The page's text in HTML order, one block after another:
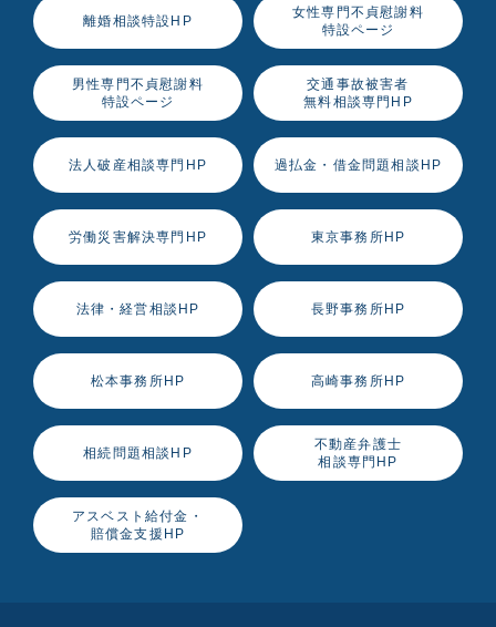
離婚相談特設HP
女性専門不貞慰謝料
特設ページ
男性専門不貞慰謝料
特設ページ
交通事故被害者
無料相談専門HP
法人破産相談専門HP 過払金・借金問題相談HP
労働災害解決専門HP 東京事務所HP
法律・経営相談HP 長野事務所HP
松本事務所HP 高崎事務所HP
相続問題相談HP
不動産弁護士
相談専門HP
アスベスト給付金・
賠償金支援HP